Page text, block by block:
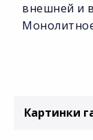
внешней и
Картинки